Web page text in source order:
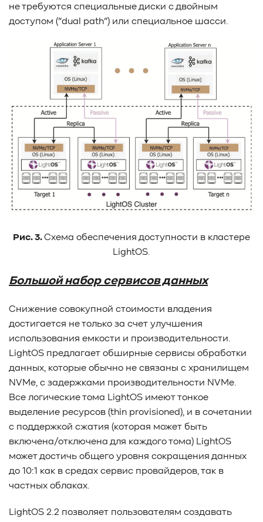
не требуются специальные диски с двойным
доступом (“dual path”) или специальное шасси.
Рис. 3.Схема обеспечения доступности в кластере
LightOS.
Большой набор сервисов данных
Снижение совокупной стоимости владения
достигается не только за счет улучшения
использования емкости и производительности.
LightOS предлагает обширные сервисы обработки
данных, которые обычно не связаны с хранилищем
NVMe, с задержками производительности NVMe.
Все логические тома LightOS имеют тонкое
выделение ресурсов (thin provisioned), и в сочетании
с поддержкой сжатия (которая может быть
включена/отключена для каждого тома) LightOS
может достичь общего уровня сокращения данных
до 10:1 как в средах сервис провайдеров, так в
частных облаках.
LightOS 2.2 позволяет пользователям создавать